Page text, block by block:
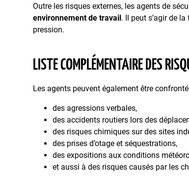
Outre les risques externes, les agents de
environnement de travail. Il peut s’agir de
pression.
LISTE COMPLÉMENTAIRE DES
Les agents peuvent également être
des agressions verbales,
des accidents routiers lors des
des risques chimiques sur des sites
des prises d’otage et séquestrations,
des expositions aux conditions
et aussi à des risques causés par les